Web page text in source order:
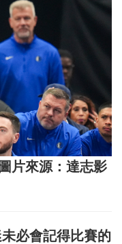
片來源：達志影
必會記得比賽的